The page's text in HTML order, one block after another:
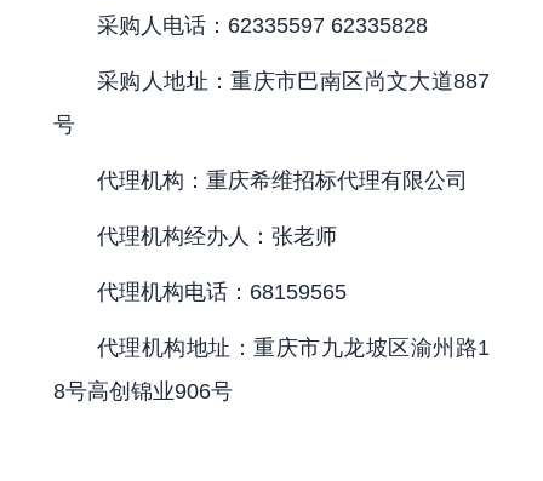
采购人电话：62335597 62335828
采购人地址：重庆市巴南区尚文大道887
号
代理机构：重庆希维招标代理有限公司
代理机构经办人：张老师
代理机构电话：68159565
代理机构地址：重庆市九龙坡区渝州路1
8号高创锦业906号